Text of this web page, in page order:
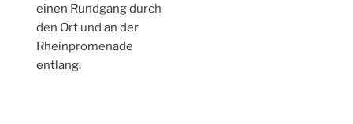
einen Rundgang durch
den Ort und an der
Rheinpromenade
entlang.